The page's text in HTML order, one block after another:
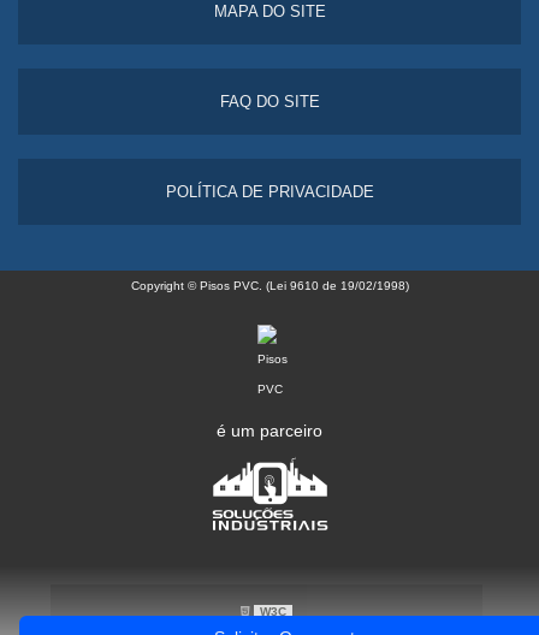
MAPA DO SITE
FAQ DO SITE
POLÍTICA DE PRIVACIDADE
Copyright © Pisos PVC. (Lei 9610 de 19/02/1998)
é um parceiro
W3C